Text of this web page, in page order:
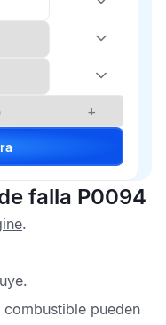
+
falla P0094
.
pueden